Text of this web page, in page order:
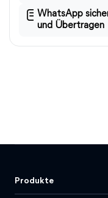
WhatsApp
und Übertragen
Produkte